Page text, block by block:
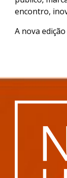
encontro,
A nova